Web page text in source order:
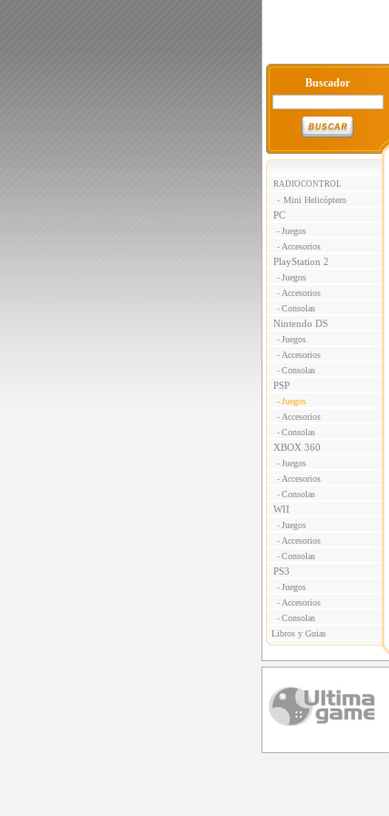
Buscador
RADIOCONTROL
- Mini Helicóptero
PC
- Juegos
- Accesorios
PlayStation 2
- Juegos
- Accesorios
- Consolas
Nintendo DS
- Juegos
- Accesorios
- Consolas
PSP
- Juegos
- Accesorios
- Consolas
XBOX 360
- Juegos
- Accesorios
- Consolas
WII
- Juegos
- Accesorios
- Consolas
PS3
- Juegos
- Accesorios
- Consolas
Libros y Guias